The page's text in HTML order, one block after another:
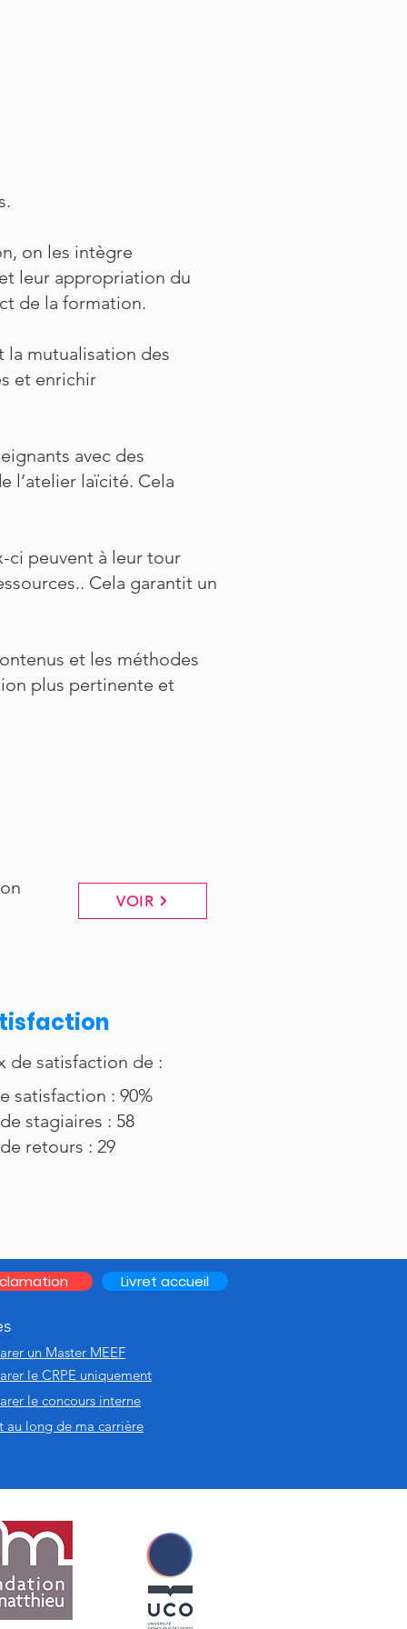
on les intègre
leur appropriation du
de la formation.
la mutualisation des
et enrichir
avec des
l’atelier laïcité. Cela
ci peuvent à leur tour
Cela garantit un
et les méthodes
plus pertinente et
VOIR
de satisfaction de :
satisfaction : 90%
stagiaires : 58
retours : 29
Livret accueil
un Master MEEF
le CRPE uniquement
le concours interne
au long de ma carrière